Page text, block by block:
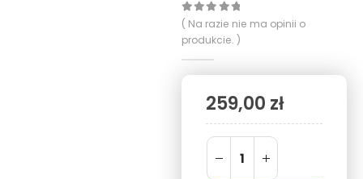
0out of 5
( Na razie nie ma opinii o
produkcie. )
259,00 zł